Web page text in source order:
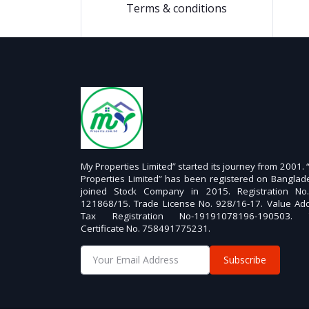
Terms & conditions
My Properties Limited” started its journey from 2001.
Properties Limited” has been registered on
joined Stock Company in 2015. Registration
121868/15. Trade License No. 928/16-17. Value
Tax Registration No-19191078196-190503.
Certificate No. 758491775231.
Subscribe